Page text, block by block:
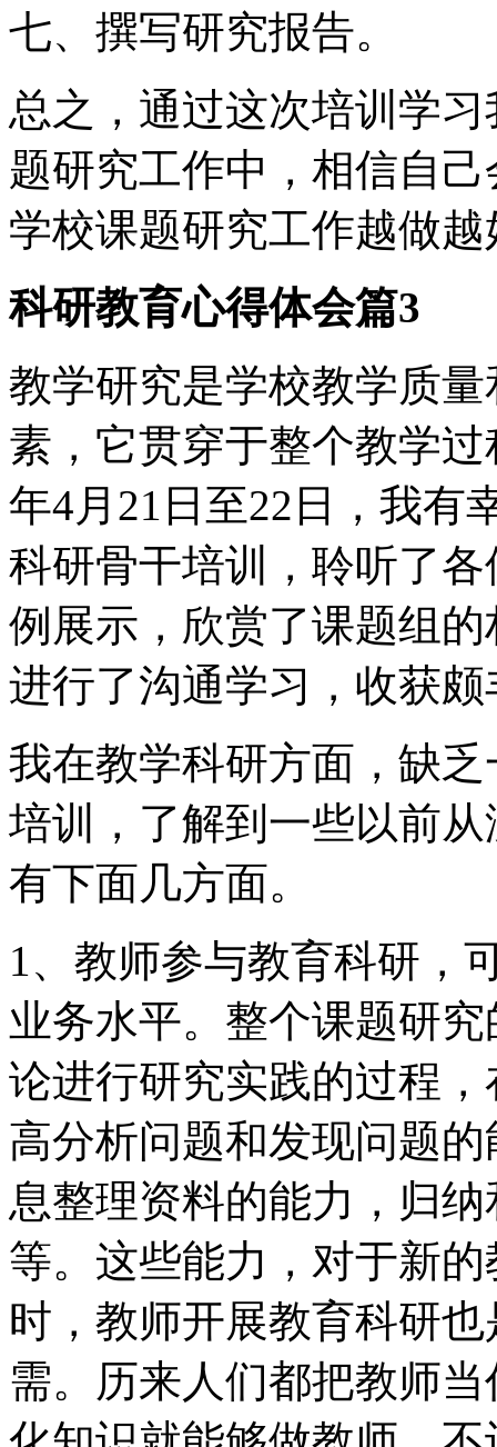
七、撰写研究报告。
总之，通过这次培训学
题研究工作中，相信自
学校课题研究工作越做越
科研教育心得体会篇3
教学研究是学校教学质
素，它贯穿于整个教学
年4月21日至22日，我有
科研骨干培训，聆听了
例展示，欣赏了课题组
进行了沟通学习，收获颇
我在教学科研方面，缺
培训，了解到一些以前
有下面几方面。
1、教师参与教育科研，
业务水平。整个课题研
论进行研究实践的过程
高分析问题和发现问题
息整理资料的能力，归
等。这些能力，对于新
时，教师开展教育科研
需。历来人们都把教师